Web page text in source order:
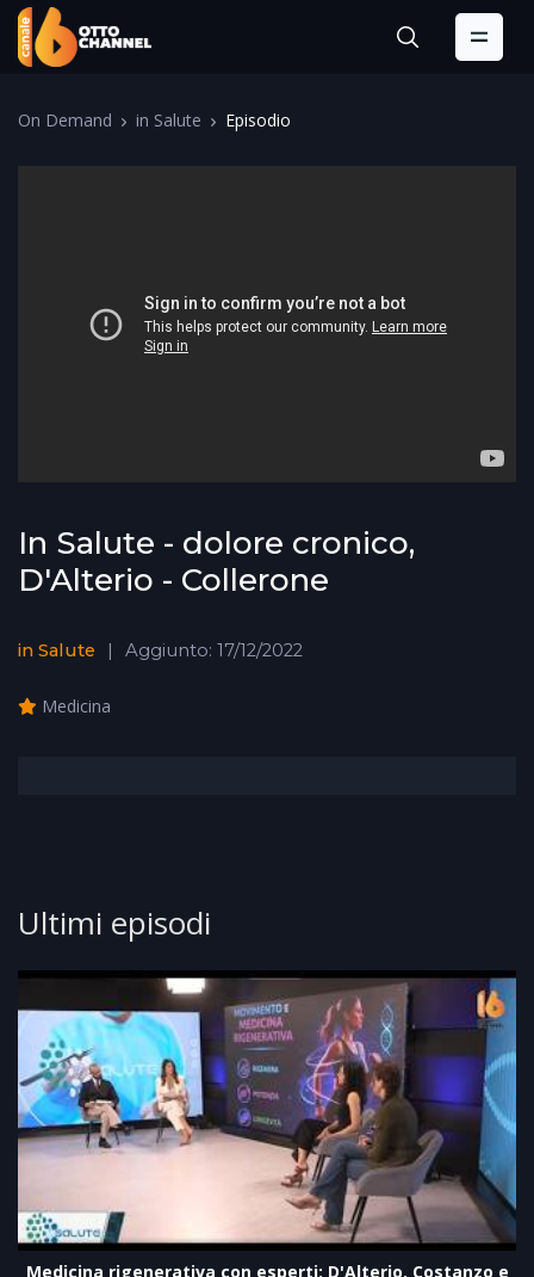
On Demand in Salute Episodio
In Salute - dolore cronico,
D'Alterio - Collerone
in Salute Aggiunto: 17/12/2022
Medicina
Ultimi episodi
Medicina rigenerativa con esperti: D'Alterio, Costanzo e